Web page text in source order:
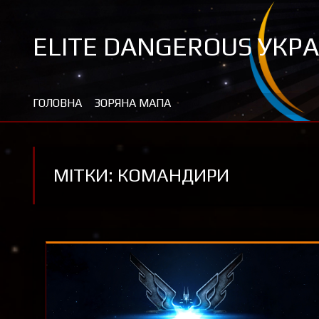
контентуELITE DANGEROUS
Новини та цікавинки про Elite Dangerous
ГОЛОВНА ЗОРЯНА МАПА
МІТКИ: КОМАНДИРИ